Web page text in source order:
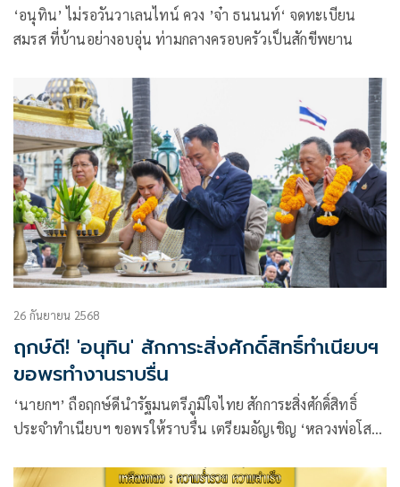
‘อนุทิน’ ไม่รอวันวาเลนไทน์ ควง ’จ๋า ธนนนท์‘ จดทะเบียน
สมรส ที่บ้านอย่างอบอุ่น ท่ามกลางครอบครัวเป็นสักขีพยาน
26 กันยายน 2568
ฤกษ์ดี! 'อนุทิน' สักการะสิ่งศักดิ์สิทธิ์ทำเนียบฯ
ขอพรทำงานราบรื่น
‘นายกฯ’ ถือฤกษ์ดีนำรัฐมนตรีภูมิใจไทย สักการะสิ่งศักดิ์สิทธิ์
ประจำทำเนียบฯ ขอพรให้ราบรื่น เตรียมอัญเชิญ ‘หลวงพ่อโส
ไทยคู่ฟ้า